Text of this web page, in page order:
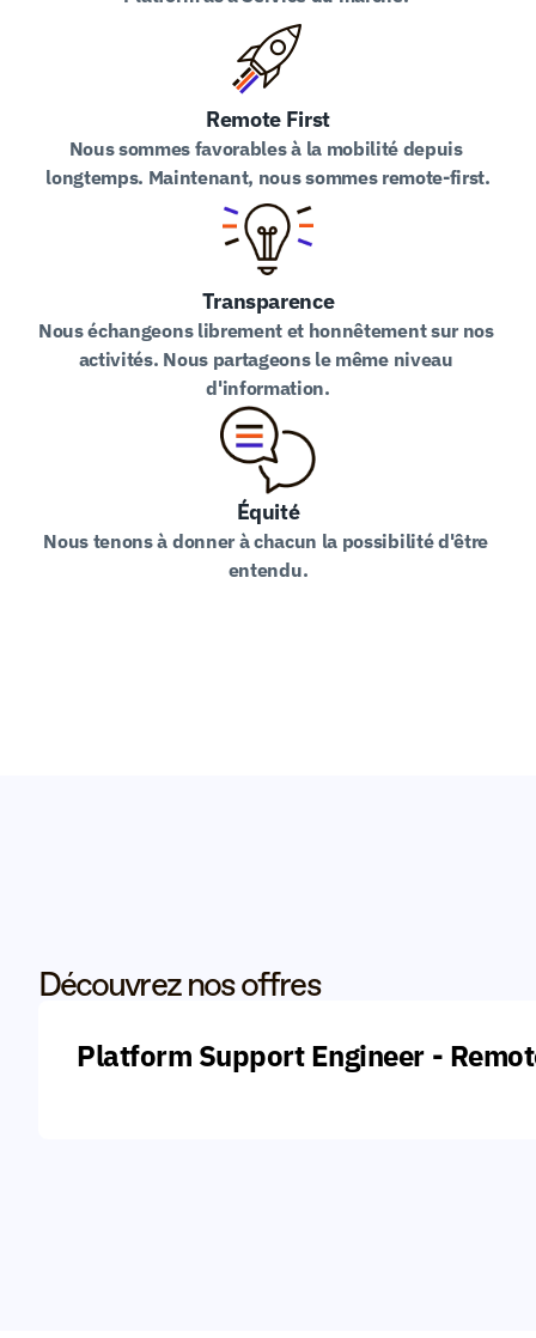
Remote First
Nous sommes favorables à la mobilité depuis
longtemps. Maintenant, nous sommes remote-first.
Transparence
Nous échangeons librement et honnêtement sur nos
activités. Nous partageons le même niveau
d'information.
Équité
Nous tenons à donner à chacun la possibilité d'être
Découvrez nos offres
Platform Support Engineer -